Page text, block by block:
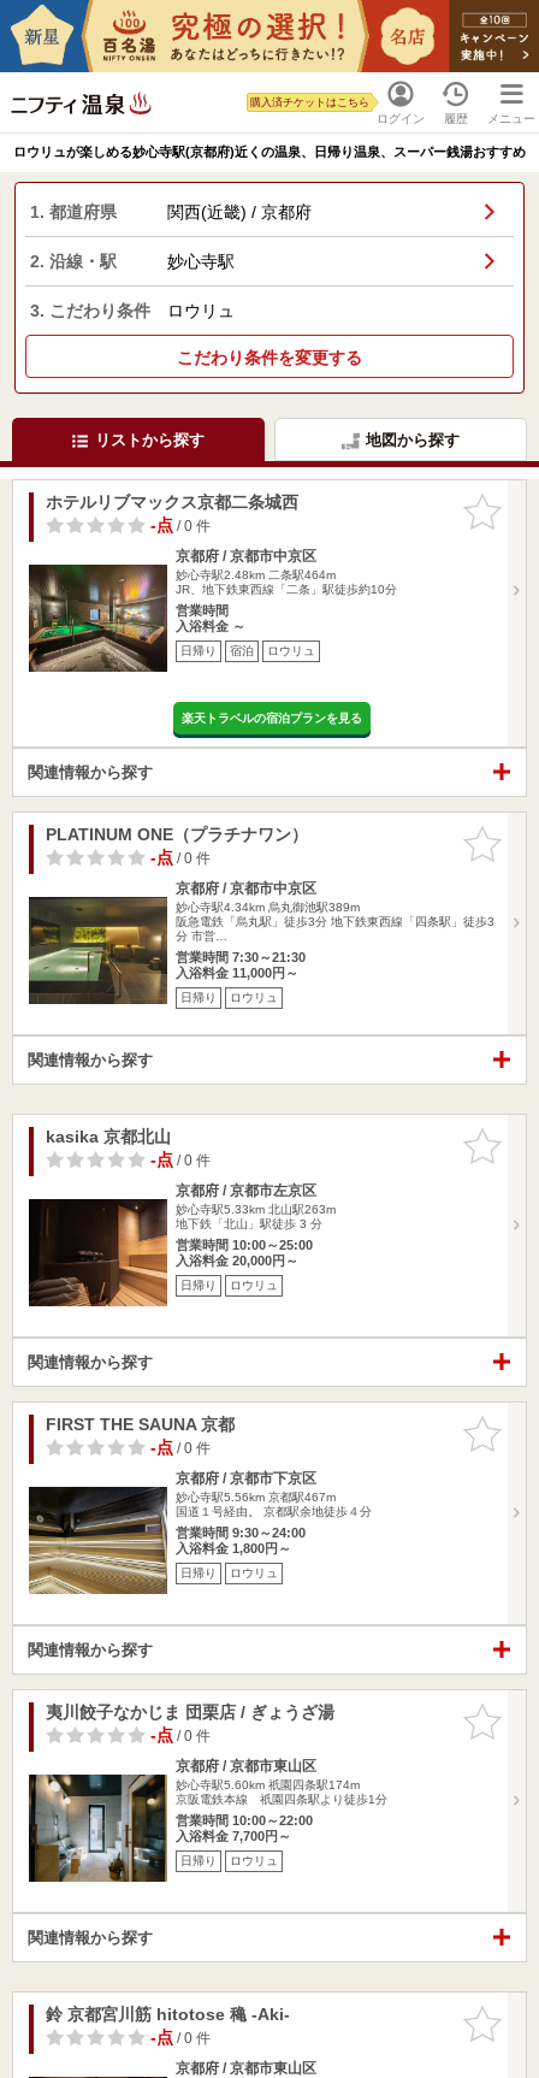
ログイン
購入済チケットはこちら
履歴 メニュー
ロウリュが楽しめる妙心寺駅(京都府)近くの温泉、日帰り温泉、スーパー銭湯おすすめ
1. 都道府県 関西(近畿) / 京都府
2. 沿線・駅 妙心寺駅
3. こだわり条件 ロウリュ
こだわり条件を変更する
リストから探す 地図から探す
お気に入
りに追加
ホテルリブマックス京都二条城西
-点/ 0 件
京都府 / 京都市中京区
妙心寺駅2.48km 二条駅464m
JR、地下鉄東西線「二条」駅徒歩約10分
営業時間
入浴料金 ～
日帰り 宿泊 ロウリュ
楽天トラベルの宿泊プランを見る
関連情報から探す
お気に入
りに追加
PLATINUM ONE（プラチナワン）
-点/ 0 件
京都府 / 京都市中京区
妙心寺駅4.34km 烏丸御池駅389m
阪急電鉄「烏丸駅」徒歩3分 地下鉄東西線「四条駅」徒歩3
分 市営…
営業時間 7:30～21:30
入浴料金 11,000円～
日帰り ロウリュ
関連情報から探す
お気に入
りに追加
kasika 京都北山
-点/ 0 件
京都府 / 京都市左京区
妙心寺駅5.33km 北山駅263m
地下鉄「北山」駅徒歩 3 分
営業時間 10:00～25:00
入浴料金 20,000円～
日帰り ロウリュ
関連情報から探す
お気に入
りに追加
FIRST THE SAUNA 京都
-点/ 0 件
京都府 / 京都市下京区
妙心寺駅5.56km 京都駅467m
国道１号経由。 京都駅余地徒歩４分
営業時間 9:30～24:00
入浴料金 1,800円～
日帰り ロウリュ
関連情報から探す
お気に入
りに追加
夷川餃子なかじま 団栗店 / ぎょうざ湯
-点/ 0 件
京都府 / 京都市東山区
妙心寺駅5.60km 祇園四条駅174m
京阪電鉄本線 祇園四条駅より徒歩1分
営業時間 10:00～22:00
入浴料金 7,700円～
日帰り ロウリュ
関連情報から探す
お気に入
りに追加
鈴 京都宮川筋 hitotose 穐 -Aki-
-点/ 0 件
京都府 / 京都市東山区